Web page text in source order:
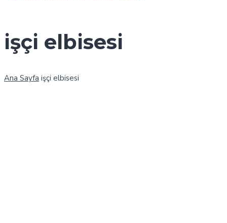
işçi elbisesi
Ana Sayfa işçi elbisesi